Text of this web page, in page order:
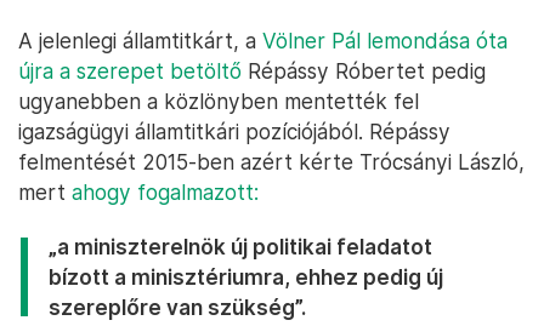
A jelenlegi államtitkárt, a Völner Pál lemondása óta
újra a szerepet betöltő Répássy Róbertet pedig
ugyanebben a közlönyben mentették fel
igazságügyi államtitkári pozíciójából. Répássy
felmentését 2015-ben azért kérte Trócsányi László,
mert ahogy fogalmazott:
„a miniszterelnök új politikai feladatot
bízott a minisztériumra, ehhez pedig új
szereplőre van szükség”.